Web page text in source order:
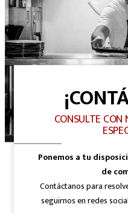
CONSULTE CON
Ponemos a tu
de
Contáctanos para
seguirnos en redes